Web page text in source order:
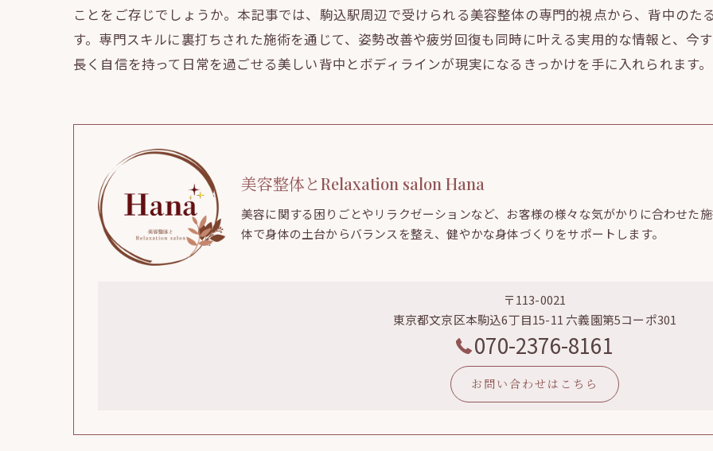
ことをご存じでしょうか。本記事では、駒込駅周辺で受けられる美容整体の専門的視点から、背中の
す。専門スキルに裏打ちされた施術を通じて、姿勢改善や疲労回復も同時に叶える実用的な情報と、今
長く自信を持って日常を過ごせる美しい背中とボディラインが現実になるきっかけを手に入れられます。
美容整体とRelaxation salon Hana
美容に関する困りごとやリラクゼーションなど、お客様の様々な気がかりに合わせた
体で身体の土台からバランスを整え、健やかな身体づくりをサポートします。
〒113-0021
東京都文京区本駒込6丁目15-11 六義園第5コーポ301
070-2376-8161
お問い合わせはこちら